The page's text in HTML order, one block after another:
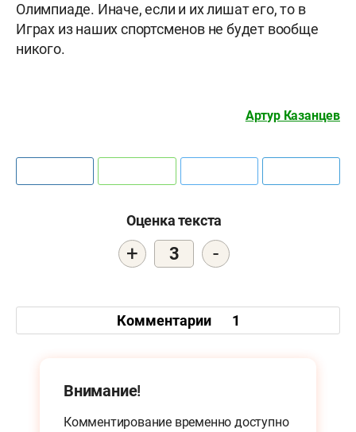
Олимпиаде. Иначе, если и их лишат его, то в
Играх из наших спортсменов не будет вообще
никого.
Артур Казанцев
Оценка текста
+ 3 -
Комментарии 1
Внимание!
Комментирование временно доступно